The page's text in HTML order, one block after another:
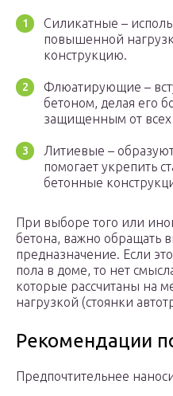
Силикатные –
повышенной
конструкцию.
Флюатирующие –
бетоном, делая его
защищенным от всех
Литиевые –
помогает укрепить
бетонные
При выборе того или
бетона, важно обращать
предназначение. Если
пола в доме, то нет
которые рассчитаны на
нагрузкой (стоянки
Рекомендации
Предпочтительнее